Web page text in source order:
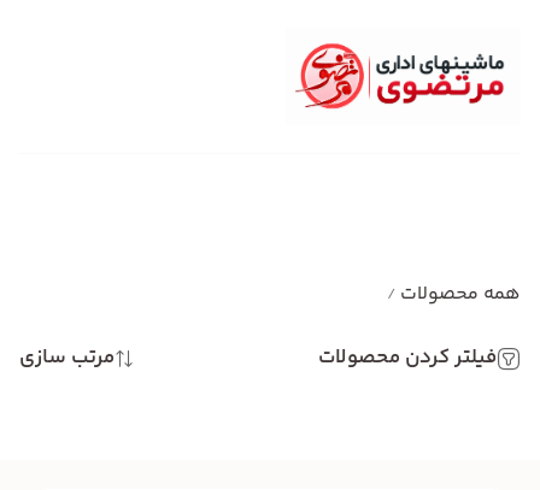
همه محصولات /
فیلتر کردن محصولات مرتب سازی